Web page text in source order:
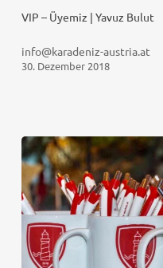
VIP – Üyemiz | Yavuz Bulut
info@karadeniz-austria.at
30. Dezember 2018